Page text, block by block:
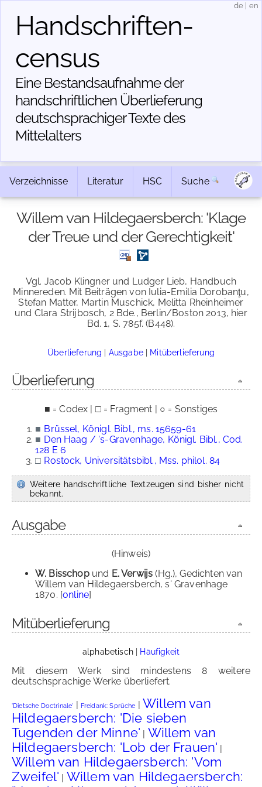
Handschriften­
census
Eine Bestandsaufnahme der
handschriftlichen Über­lieferung
deutschsprachiger Texte des
Mittelalters
de en
Verzeichnisse Literatur HSC Suche
Willem van Hildegaersberch: 'Klage
der Treue und der Gerechtigkeit'
Vgl. Jacob Klingner und Ludger Lieb, Handbuch
Minnereden. Mit Beiträgen von Iulia-Emilia Dorobanţu,
Stefan Matter, Martin Muschick, Melitta Rheinheimer
und Clara Strijbosch, 2 Bde., Berlin/Boston 2013, hier
Bd. 1, S. 785f. (B448).
Überlieferung | Ausgabe| Mitüberlieferung
Überlieferung
■ = Codex | □ = Fragment | ○ = Sonstiges
■ Brüssel, Königl. Bibl., ms. 15659-61
■ Den Haag / 's-Gravenhage, Königl. Bibl., Cod.
128 E 6
□ Rostock, Universitätsbibl., Mss. philol. 84
Weitere handschriftliche Textzeugen sind bisher nicht
bekannt.
Ausgabe
(Hinweis)
W. Bisschopund E. Verwijs(Hg.), Gedichten van
Willem van Hildegaersberch, s' Gravenhage
1870. [online]
Mitüberlieferung
alphabetisch| Häufigkeit
Mit diesem Werk sind mindestens 8 weitere
deutschsprachige Werke überliefert.
'Dietsche Doctrinale' | Freidank: Sprüche | Willem van
Hildegaersberch: 'Die sieben
Tugenden der Minne' | Willem van
Hildegaersberch: 'Lob der Frauen' |
Willem van Hildegaersberch: 'Vom
Zweifel' | Willem van Hildegaersberch: